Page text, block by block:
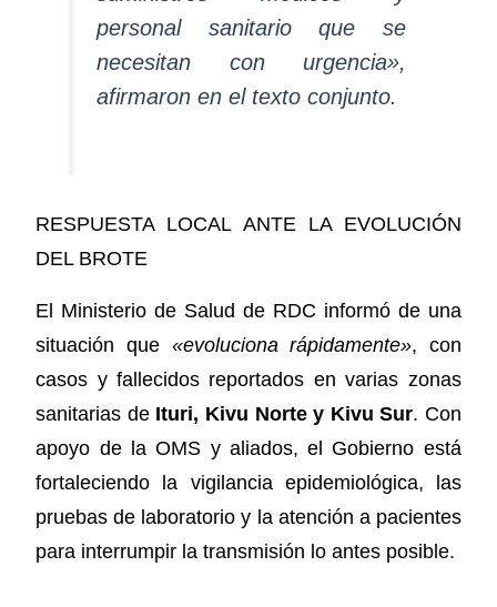
personal sanitario que se
necesitan con urgencia»,
afirmaron en el texto conjunto.
RESPUESTA LOCAL ANTE LA EVOLUCIÓN
DEL BROTE
El Ministerio de Salud de RDC informó de una
situación que «evoluciona rápidamente», con
casos y fallecidos reportados en varias zonas
sanitarias de Ituri, Kivu Norte y Kivu Sur. Con
apoyo de la OMS y aliados, el Gobierno está
fortaleciendo la vigilancia epidemiológica, las
pruebas de laboratorio y la atención a pacientes
para interrumpir la transmisión lo antes posible.